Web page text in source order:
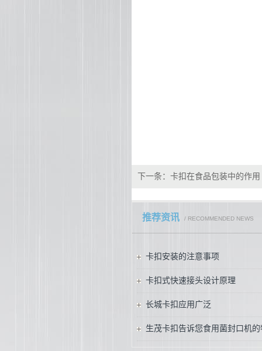
下一条： 卡扣在食品包装中的作用
推荐资讯 / RECOMMENDED NEWS
卡扣安装的注意事项
卡扣式快速接头设计原理
长城卡扣应用广泛
生茂卡扣告诉您食用菌封口机的